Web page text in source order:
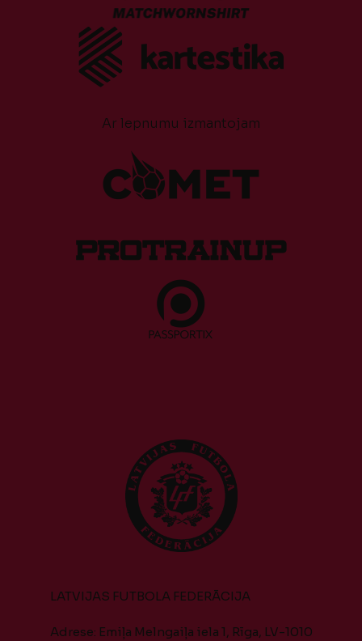
Ar lepnumu izmantojam
LATVIJAS FUTBOLA FEDERĀCIJA
Adrese: Emiļa Melngaiļa iela 1, Rīga, LV-1010